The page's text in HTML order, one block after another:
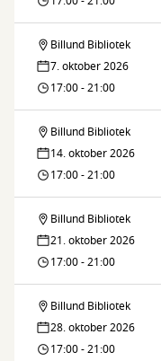
Bibliotek
Brætspilscafé
på
Bibliotek
Billund Bibliotek
7. oktober 2026
17:00 - 21:00
Brætspilscafé
på
Bibliotek
Billund Bibliotek
14. oktober 2026
17:00 - 21:00
Brætspilscafé
på
Bibliotek
Billund Bibliotek
21. oktober 2026
17:00 - 21:00
Brætspilscafé
på
Billund Bibliotek
28. oktober 2026
17:00 - 21:00